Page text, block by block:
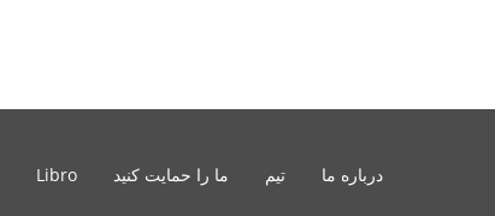
درباره ما تیم ما را حمایت کنید Libro